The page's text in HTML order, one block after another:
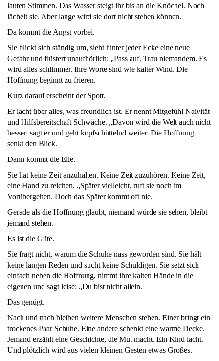
lauten Stimmen. Das Wasser steigt ihr bis an die Knöchel. Noch
lächelt sie. Aber lange wird sie dort nicht stehen können.
Da kommt die Angst vorbei.
Sie blickt sich ständig um, sieht hinter jeder Ecke eine neue
Gefahr und flüstert unaufhörlich: „Pass auf. Trau niemandem. Es
wird alles schlimmer. Ihre Worte sind wie kalter Wind. Die
Hoffnung beginnt zu frieren.
Kurz darauf erscheint der Spott.
Er lacht über alles, was freundlich ist. Er nennt Mitgefühl Naivität
und Hilfsbereitschaft Schwäche. „Davon wird die Welt auch nicht
besser, sagt er und geht kopfschüttelnd weiter. Die Hoffnung
senkt den Blick.
Dann kommt die Eile.
Sie hat keine Zeit anzuhalten. Keine Zeit zuzuhören. Keine Zeit,
eine Hand zu reichen. „Später vielleicht, ruft sie noch im
Vorübergehen. Doch das Später kommt oft nie.
Gerade als die Hoffnung glaubt, niemand würde sie sehen, bleibt
jemand stehen.
Es ist die Güte.
Sie fragt nicht, warum die Schuhe nass geworden sind. Sie hält
keine langen Reden und sucht keine Schuldigen. Sie setzt sich
einfach neben die Hoffnung, nimmt ihre kalten Hände in die
eigenen und sagt leise: „Du bist nicht allein.
Das genügt.
Nach und nach bleiben weitere Menschen stehen. Einer bringt ein
trockenes Paar Schuhe. Eine andere schenkt eine warme Decke.
Jemand erzählt eine Geschichte, die Mut macht. Ein Kind lacht.
Und plötzlich wird aus vielen kleinen Gesten etwas Großes.